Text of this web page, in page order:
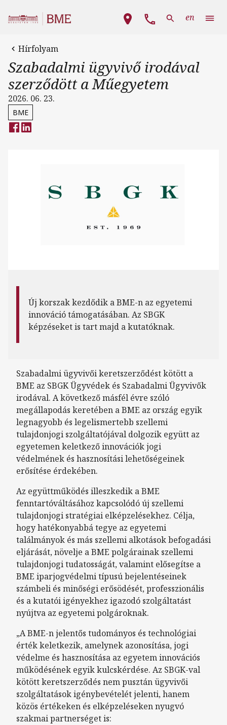
Fő navigáció
en
Hírfolyam
Szabadalmi ügyvivő irodával
szerződött a Műegyetem
2026. 06. 23.
BME
Új korszak kezdődik a BME-n az egyetemi
innováció támogatásában. Az SBGK
képzéseket is tart majd a kutatóknak.
Szabadalmi ügyvivői keretszerződést kötött a
BME az SBGK Ügyvédek és Szabadalmi Ügyvivők
irodával. A következő másfél évre szóló
megállapodás keretében a BME az ország egyik
legnagyobb és legelismertebb szellemi
tulajdonjogi szolgáltatójával dolgozik együtt az
egyetemen keletkező innovációk jogi
védelmének és hasznosítási lehetőségeinek
erősítése érdekében.
Az együttműködés illeszkedik a BME
fenntartóváltásához kapcsolódó új szellemi
tulajdonjogi stratégiai elképzelésekhez. Célja,
hogy hatékonyabbá tegye az egyetemi
találmányok és más szellemi alkotások befogadási
eljárását, növelje a BME polgárainak szellemi
tulajdonjogi tudatosságát, valamint elősegítse a
BME iparjogvédelmi típusú bejelentéseinek
számbeli és minőségi erősödését, professzionális
és a kutatói igényekhez igazodó szolgáltatást
nyújtva az egyetemi polgároknak.
„A BME-n jelentős tudományos és technológiai
érték keletkezik, amelynek azonosítása, jogi
védelme és hasznosítása az egyetem innovációs
működésének egyik kulcskérdése. Az SBGK-val
kötött keretszerződés nem pusztán ügyvivői
szolgáltatások igénybevételét jelenti, hanem
közös értékeken és elképzeléseken nyugvó
szakmai partnerséget is: